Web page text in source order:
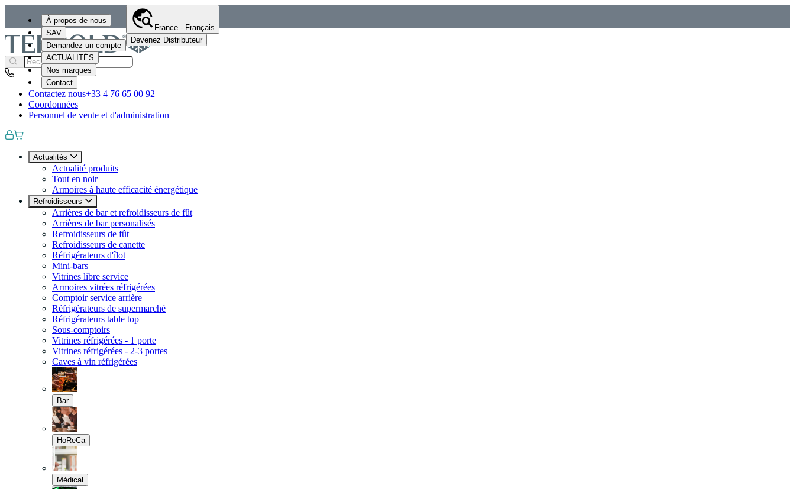
À propos de nous
SAV
Demandez un compte
ACTUALITÉS
Nos marques
Contact
France - Français
Devenez Distributeur
Contactez nous+33 4 76 65 00 92
Coordonnées
Personnel de vente et d'administration
Actualités
Actualité produits
Tout en noir
Armoires à haute efficacité énergétique
Refroidisseurs
Arrières de bar et refroidisseurs de fût
Arrières de bar personalisés
Refroidisseurs de fût
Refroidisseurs de canette
Réfrigérateurs d'îlot
Mini-bars
Vitrines libre service
Armoires vitrées réfrigérées
Comptoir service arrière
Réfrigérateurs de supermarché
Réfrigérateurs table top
Sous-comptoirs
Vitrines réfrigérées - 1 porte
Vitrines réfrigérées - 2-3 portes
Caves à vin réfrigérées
Bar
HoReCa
Médical